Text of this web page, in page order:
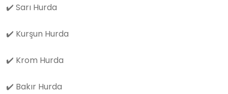
✔️ Sarı Hurda
✔️ Kurşun Hurda
✔️ Krom Hurda
✔️ Bakır Hurda